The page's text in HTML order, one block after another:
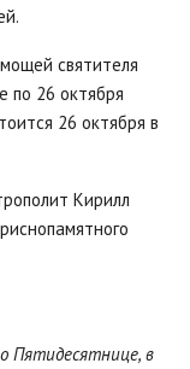
святителя
по 26 октября
26 октября в
Кирилл
Пятидесятнице, в